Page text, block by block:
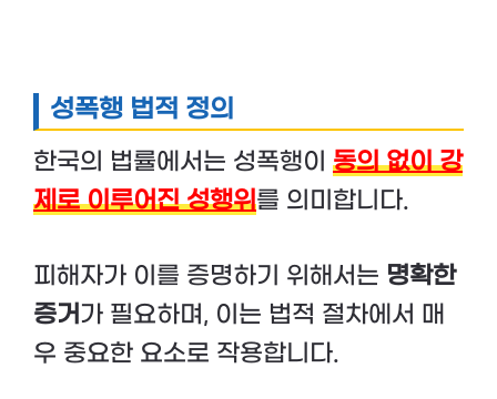
성폭행 법적 정의
한국의 법률에서는 성폭행이 동의 없이 강
제로 이루어진 성행위를 의미합니다.
피해자가 이를 증명하기 위해서는 명확한
증거 가 필요하며, 이는 법적 절차에서 매
우 중요한 요소로 작용합니다.